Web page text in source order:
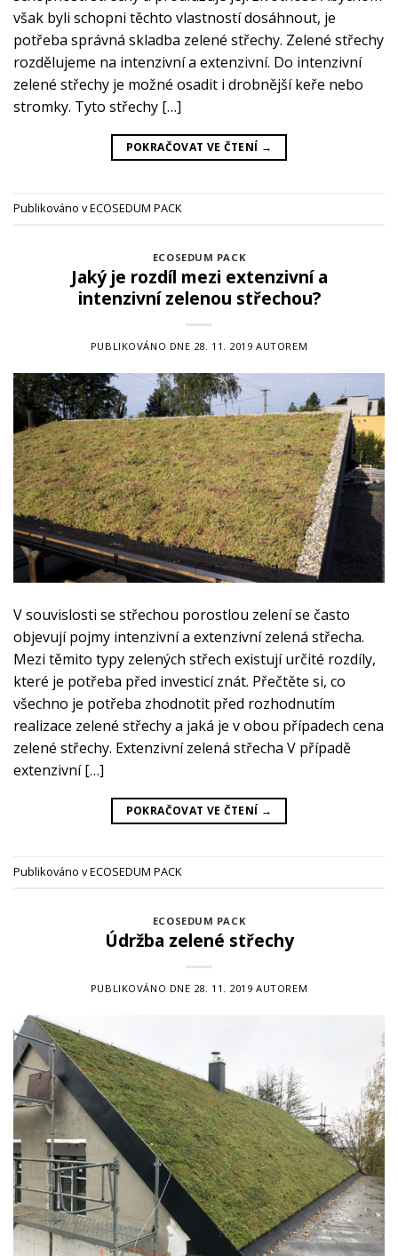
však byli schopni těchto vlastností dosáhnout, je
potřeba správná skladba zelené střechy. Zelené střechy
rozdělujeme na intenzivní a extenzivní. Do intenzivní
zelené střechy je možné osadit i drobnější keře nebo
stromky. Tyto střechy […]
POKRAČOVAT VE ČTENÍ →
Publikováno vECOSEDUM PACK
ECOSEDUM PACK
Jaký je rozdíl mezi extenzivní a
intenzivní zelenou střechou?
PUBLIKOVÁNO DNE 28. 11. 2019 AUTOREM
V souvislosti se střechou porostlou zelení se často
objevují pojmy intenzivní a extenzivní zelená střecha.
Mezi těmito typy zelených střech existují určité rozdíly,
které je potřeba před investicí znát. Přečtěte si, co
všechno je potřeba zhodnotit před rozhodnutím
realizace zelené střechy a jaká je v obou případech cena
zelené střechy. Extenzivní zelená střecha V případě
extenzivní […]
POKRAČOVAT VE ČTENÍ →
Publikováno vECOSEDUM PACK
ECOSEDUM PACK
Údržba zelené střechy
PUBLIKOVÁNO DNE 28. 11. 2019 AUTOREM